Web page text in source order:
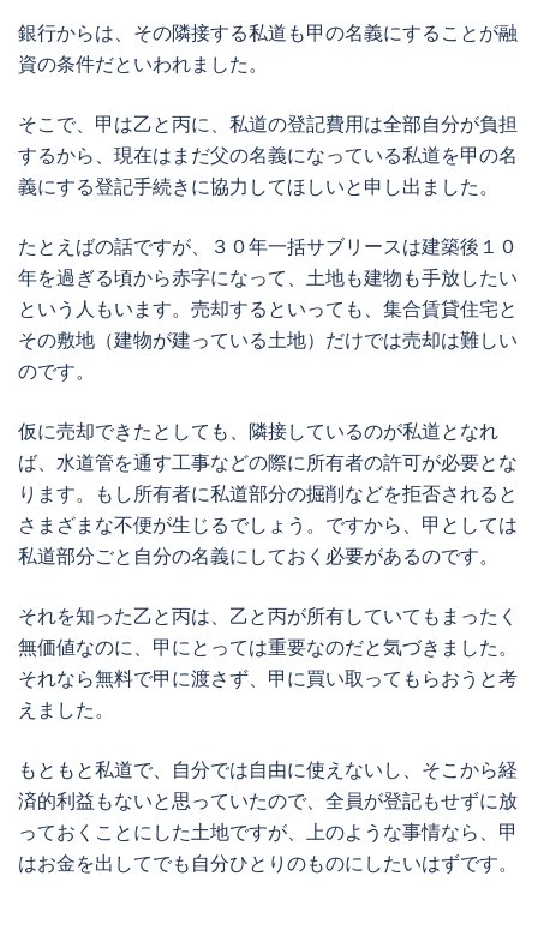
銀行からは、その隣接する私道も甲の名義にすることが融
資の条件だといわれました。
そこで、甲は乙と丙に、私道の登記費用は全部自分が負担
するから、現在はまだ父の名義になっている私道を甲の名
義にする登記手続きに協力してほしいと申し出ました。
たとえばの話ですが、３０年一括サブリースは建築後１０
年を過ぎる頃から赤字になって、土地も建物も手放したい
という人もいます。売却するといっても、集合賃貸住宅と
その敷地（建物が建っている土地）だけでは売却は難しい
のです。
仮に売却できたとしても、隣接しているのが私道となれ
ば、水道管を通す工事などの際に所有者の許可が必要とな
ります。もし所有者に私道部分の掘削などを拒否されると
さまざまな不便が生じるでしょう。ですから、甲としては
私道部分ごと自分の名義にしておく必要があるのです。
それを知った乙と丙は、乙と丙が所有していてもまったく
無価値なのに、甲にとっては重要なのだと気づきました。
それなら無料で甲に渡さず、甲に買い取ってもらおうと考
えました。
もともと私道で、自分では自由に使えないし、そこから経
済的利益もないと思っていたので、全員が登記もせずに放
っておくことにした土地ですが、上のような事情なら、甲
はお金を出してでも自分ひとりのものにしたいはずです。